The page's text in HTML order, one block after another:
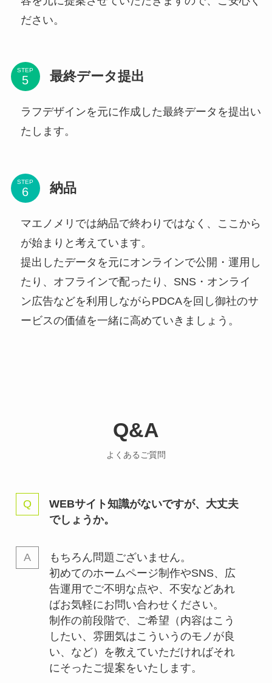
ださい。
STEP 最終データ提出
ラフデザインを元に作成した最終データを提出い
たします。
STEP 納品
マエノメリでは納品で終わりではなく、ここから
が始まりと考えています。
提出したデータを元にオンラインで公開・運用し
たり、オフラインで配ったり、SNS・オンライ
ン広告などを利用しながらPDCAを回し御社のサ
ービスの価値を一緒に高めていきましょう。
Q&A
よくあるご質問
WEBサイト知識がないですが、大丈夫
でしょうか。
もちろん問題ございません。
初めてのホームページ制作やSNS、広
告運用でご不明な点や、不安などあれ
ばお気軽にお問い合わせください。
制作の前段階で、ご希望（内容はこう
したい、雰囲気はこういうのモノが良
い、など）を教えていただければそれ
にそったご提案をいたします。